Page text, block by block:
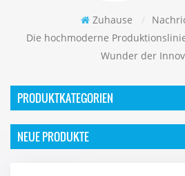
Zuhause /
Die hochmoderne
Wunder der
PRODUKTKATEGORIEN
NEUE PRODUKTE